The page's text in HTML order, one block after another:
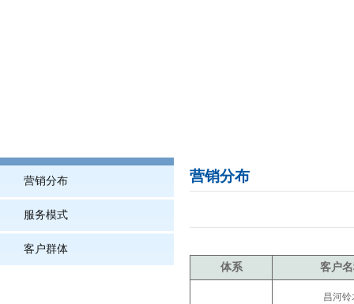
营销分布
服务模式
客户群体
营销分布
体系 客户
昌河铃